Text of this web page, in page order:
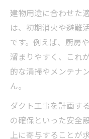
建物用途に合わせた
は、初期消火や避難
です。例えば、厨房
溜まりやすく、これ
的な清掃やメンテナ
ん。
ダクト工事を計画す
の確保といった安全
上に寄与することが